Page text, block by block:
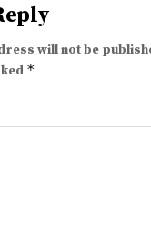
will not be
*